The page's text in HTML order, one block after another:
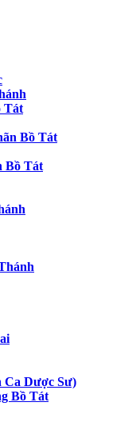
Tát
Bồ Tát
Bồ Tát
Ca Dược Sư)
Bồ Tát